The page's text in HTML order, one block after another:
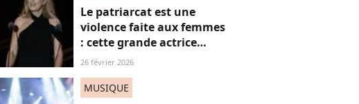
Le patriarcat est une
violence faite aux femmes
: cette grande actrice
française dénonce en
26 février 2026
MUSIQUE